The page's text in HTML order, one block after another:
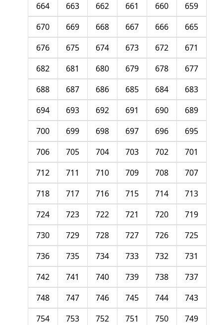
659
660
661
662
663
664
665
666
667
668
669
670
671
672
673
674
675
676
677
678
679
680
681
682
683
684
685
686
687
688
689
690
691
692
693
694
695
696
697
698
699
700
701
702
703
704
705
706
707
708
709
710
711
712
713
714
715
716
717
718
719
720
721
722
723
724
725
726
727
728
729
730
731
732
733
734
735
736
737
738
739
740
741
742
743
744
745
746
747
748
749
750
751
752
753
754